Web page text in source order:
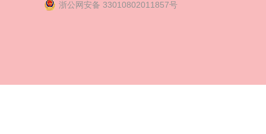
浙公网安备 33010802011857号